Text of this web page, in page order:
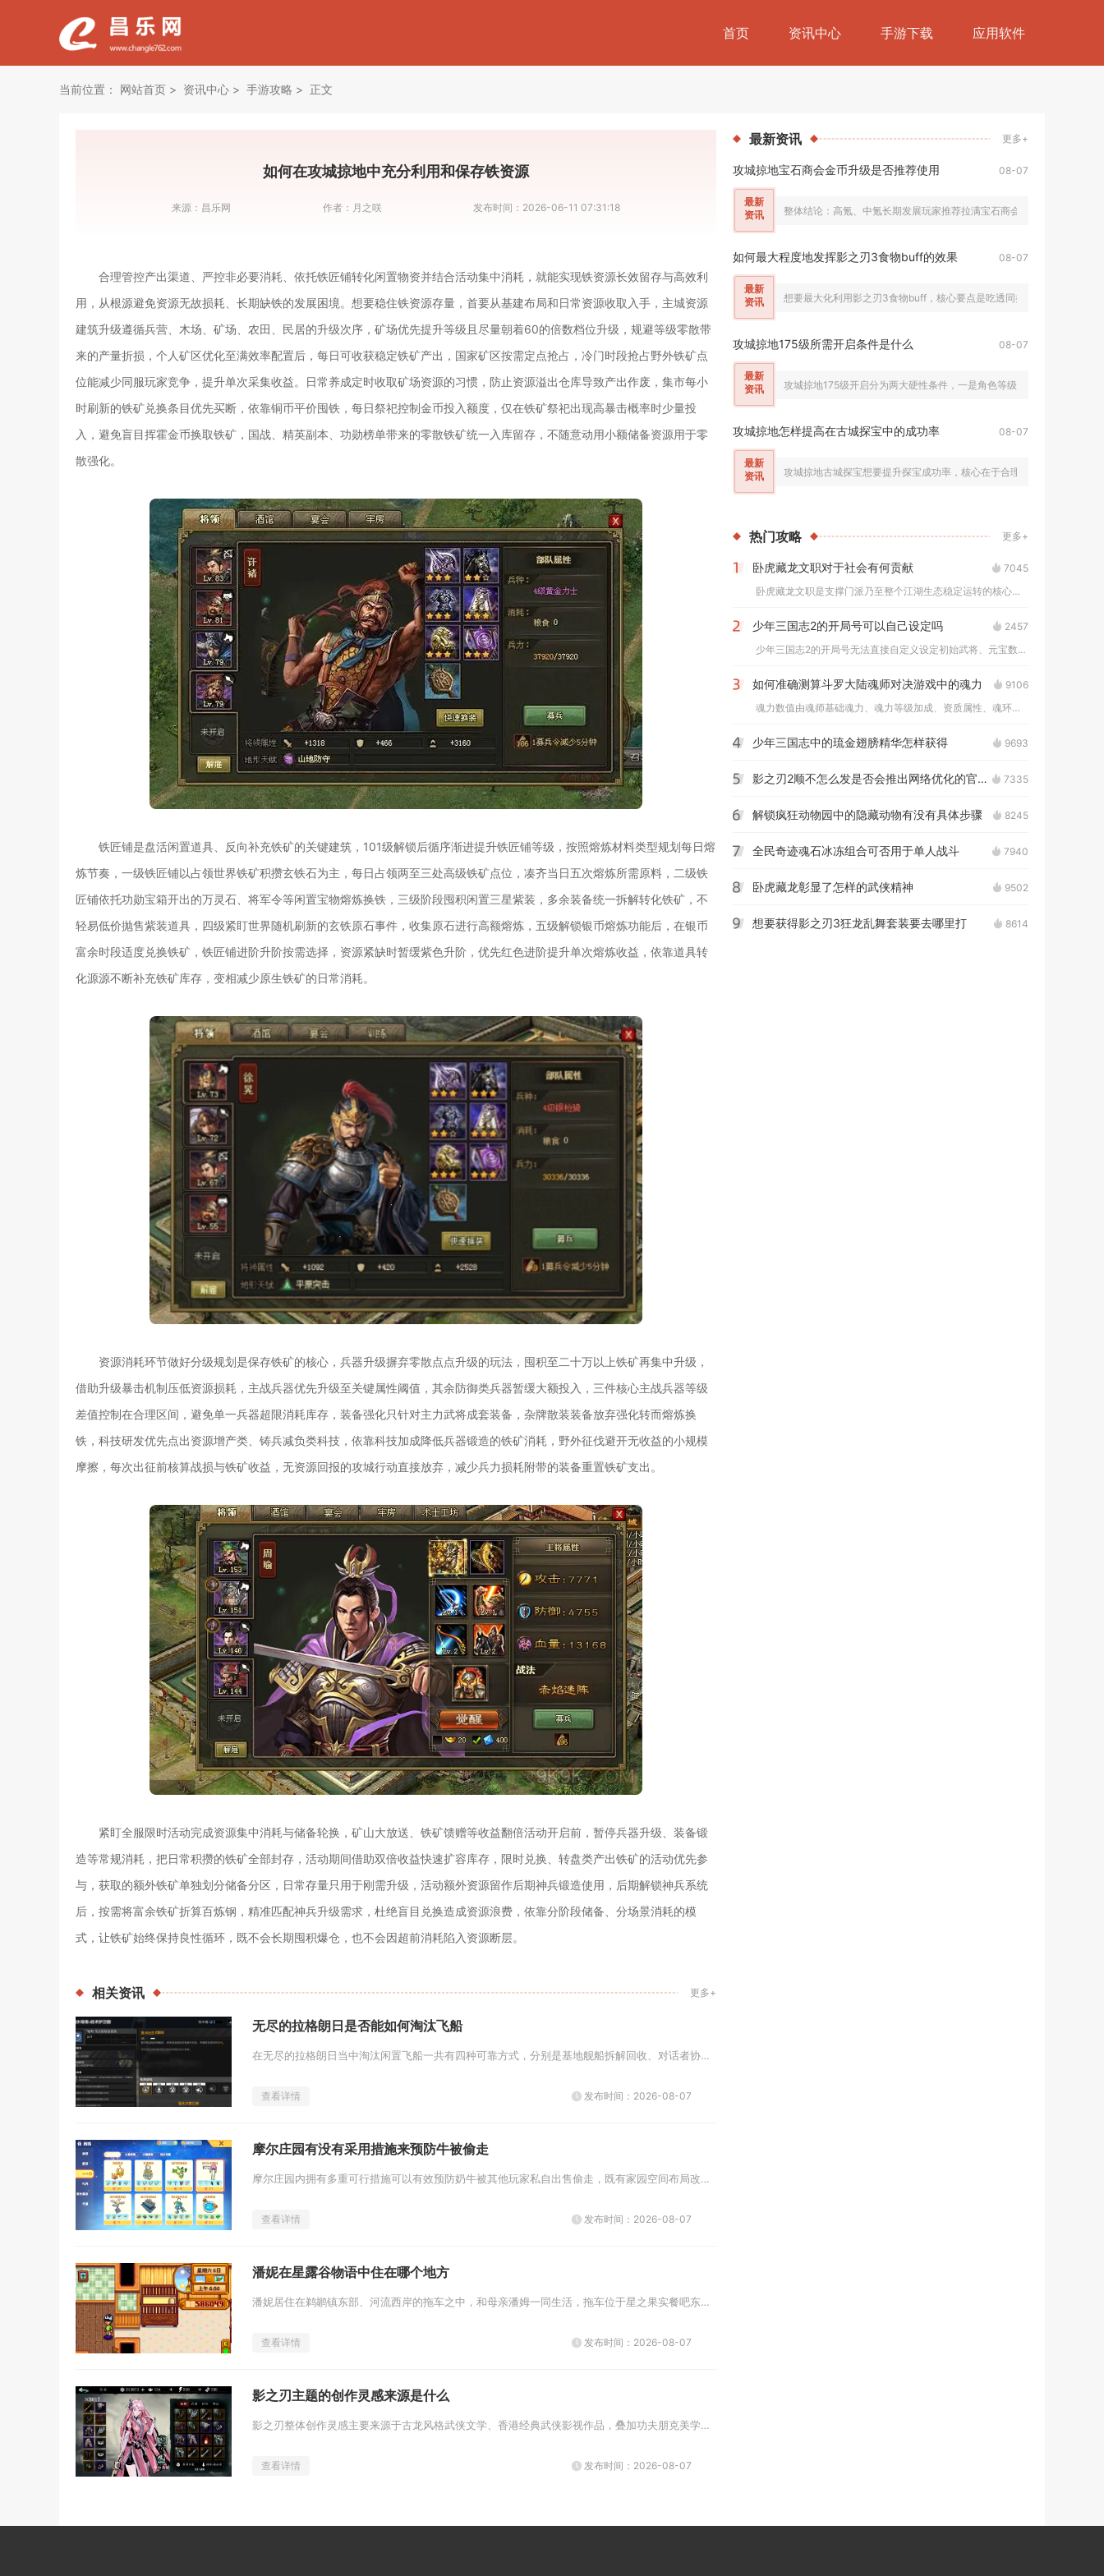
首页 资讯中心 手游下载 应用软件
当前位置： 网站首页 资讯中心 手游攻略 正文
如何在攻城掠地中充分利用和保存铁资源
来源： 昌乐网 作者： 月之咲 发布时间： 2026-06-11 07:31:18
合理管控产出渠道、严控非必要消耗、依托铁匠铺转化闲置物资并结合活动集中消耗，就能实现铁资源长效留存与高效利
用，从根源避免资源无故损耗、长期缺铁的发展困境。想要稳住铁资源存量，首要从基建布局和日常资源收取入手，主城资源
建筑升级遵循兵营、木场、矿场、农田、民居的升级次序，矿场优先提升等级且尽量朝着60的倍数档位升级，规避等级零散带
来的产量折损，个人矿区优化至满效率配置后，每日可收获稳定铁矿产出，国家矿区按需定点抢占，冷门时段抢占野外铁矿点
位能减少同服玩家竞争，提升单次采集收益。日常养成定时收取矿场资源的习惯，防止资源溢出仓库导致产出作废，集市每小
时刷新的铁矿兑换条目优先买断，依靠铜币平价囤铁，每日祭祀控制金币投入额度，仅在铁矿祭祀出现高暴击概率时少量投
入，避免盲目挥霍金币换取铁矿，国战、精英副本、功勋榜单带来的零散铁矿统一入库留存，不随意动用小额储备资源用于零
散强化。
铁匠铺是盘活闲置道具、反向补充铁矿的关键建筑，101级解锁后循序渐进提升铁匠铺等级，按照熔炼材料类型规划每日熔
炼节奏，一级铁匠铺以占领世界铁矿积攒玄铁石为主，每日占领两至三处高级铁矿点位，凑齐当日五次熔炼所需原料，二级铁
匠铺依托功勋宝箱开出的万灵石、将军令等闲置宝物熔炼换铁，三级阶段囤积闲置三星紫装，多余装备统一拆解转化铁矿，不
轻易低价抛售紫装道具，四级紧盯世界随机刷新的玄铁原石事件，收集原石进行高额熔炼，五级解锁银币熔炼功能后，在银币
富余时段适度兑换铁矿，铁匠铺进阶升阶按需选择，资源紧缺时暂缓紫色升阶，优先红色进阶提升单次熔炼收益，依靠道具转
化源源不断补充铁矿库存，变相减少原生铁矿的日常消耗。
资源消耗环节做好分级规划是保存铁矿的核心，兵器升级摒弃零散点点升级的玩法，囤积至二十万以上铁矿再集中升级，
借助升级暴击机制压低资源损耗，主战兵器优先升级至关键属性阈值，其余防御类兵器暂缓大额投入，三件核心主战兵器等级
差值控制在合理区间，避免单一兵器超限消耗库存，装备强化只针对主力武将成套装备，杂牌散装装备放弃强化转而熔炼换
铁，科技研发优先点出资源增产类、铸兵减负类科技，依靠科技加成降低兵器锻造的铁矿消耗，野外征伐避开无收益的小规模
摩擦，每次出征前核算战损与铁矿收益，无资源回报的攻城行动直接放弃，减少兵力损耗附带的装备重置铁矿支出。
紧盯全服限时活动完成资源集中消耗与储备轮换，矿山大放送、铁矿馈赠等收益翻倍活动开启前，暂停兵器升级、装备锻
造等常规消耗，把日常积攒的铁矿全部封存，活动期间借助双倍收益快速扩容库存，限时兑换、转盘类产出铁矿的活动优先参
与，获取的额外铁矿单独划分储备分区，日常存量只用于刚需升级，活动额外资源留作后期神兵锻造使用，后期解锁神兵系统
后，按需将富余铁矿折算百炼钢，精准匹配神兵升级需求，杜绝盲目兑换造成资源浪费，依靠分阶段储备、分场景消耗的模
式，让铁矿始终保持良性循环，既不会长期囤积爆仓，也不会因超前消耗陷入资源断层。
相关资讯 更多+
无尽的拉格朗日是否能如何淘汰飞船
在无尽的拉格朗日当中淘汰闲置飞船一共有四种可靠方式，分别是基地舰船拆解回收、对话者协议舰船捐赠、战场战术自然损耗、舰船经...
查看详情 发布时间：2026-08-07
摩尔庄园有没有采用措施来预防牛被偷走
摩尔庄园内拥有多重可行措施可以有效预防奶牛被其他玩家私自出售偷走，既有家园空间布局改造方案，也有社交权限管理以及畜牧饲养...
查看详情 发布时间：2026-08-07
潘妮在星露谷物语中住在哪个地方
潘妮居住在鹈鹕镇东部、河流西岸的拖车之中，和母亲潘姆一同生活，拖车位于星之果实餐吧东侧、镇长庄园北侧，是小镇里位置相对僻...
查看详情 发布时间：2026-08-07
影之刃主题的创作灵感来源是什么
影之刃整体创作灵感主要来源于古龙风格武侠文学、香港经典武侠影视作品，叠加功夫朋克美学体系，同时继承早期雨血系列原创世界观...
查看详情 发布时间：2026-08-07
最新资讯 更多+
攻城掠地宝石商会金币升级是否推荐使用 08-07
最新
资讯
整体结论：高氪、中氪长期发展玩家推荐拉满宝石商会金币升级，零氪
如何最大程度地发挥影之刃3食物buff的效果 08-07
最新
资讯
想要最大化利用影之刃3食物buff，核心要点是吃透同类覆盖规则、利用
攻城掠地175级所需开启条件是什么 08-07
最新
资讯
攻城掠地175级开启分为两大硬性条件，一是角色等级达到174级，二是
攻城掠地怎样提高在古城探宝中的成功率 08-07
最新
资讯
攻城掠地古城探宝想要提升探宝成功率，核心在于合理规划行进路线、
热门攻略 更多+
卧虎藏龙文职对于社会有何贡献
7045
卧虎藏龙文职是支撑门派乃至整个江湖生态稳定运转的核心体系，为...
2 少年三国志2的开局号可以自己设定吗
2457
少年三国志2的开局号无法直接自定义设定初始武将、元宝数量与核...
3 如何准确测算斗罗大陆魂师对决游戏中的魂力
9106
魂力数值由魂师基础魂力、魂力等级加成、资质属性、魂环固定与百...
4 少年三国志中的琉金翅膀精华怎样获得 9693
5 影之刃2顺不怎么发是否会推出网络优化的官方教程 7335
6 解锁疯狂动物园中的隐藏动物有没有具体步骤 8245
7 全民奇迹魂石冰冻组合可否用于单人战斗 7940
8 卧虎藏龙彰显了怎样的武侠精神 9502
9 想要获得影之刃3狂龙乱舞套装要去哪里打 8614